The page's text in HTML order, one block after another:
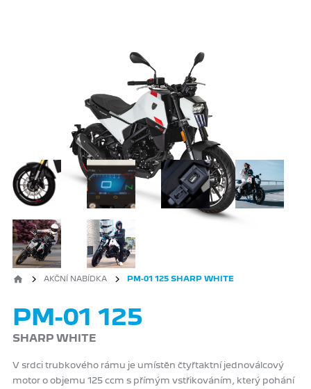
AKČNÍ NABÍDKA PM-01 125 SHARP WHITE
PM-01 125
SHARP WHITE
V srdci trubkového rámu je umístěn čtyřtaktní jednoválcový
motor o objemu 125 ccm s přímým vstřikováním, který pohání